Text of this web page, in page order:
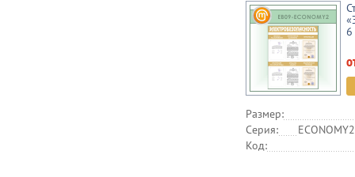
6
Размер:
Серия:
Код: